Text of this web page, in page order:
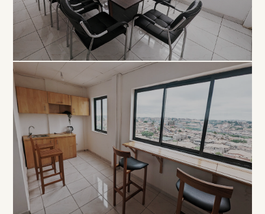
PROFESSIONNEL
Salle de
Réunion
À PARTIR DE 15 000 FCFA / HEURE